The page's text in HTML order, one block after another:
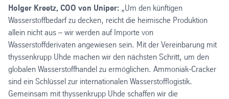
Holger Kreetz, COO von Uniper: „Um den künftigen
Wasserstoffbedarf zu decken, reicht die heimische Produktion
allein nicht aus – wir werden auf Importe von
Wasserstoffderivaten angewiesen sein. Mit der Vereinbarung mit
thyssenkrupp Uhde machen wir den nächsten Schritt, um den
globalen Wasserstoffhandel zu ermöglichen. Ammoniak-Cracker
sind ein Schlüssel zur internationalen Wasserstofflogistik.
Gemeinsam mit thyssenkrupp Uhde schaffen wir die